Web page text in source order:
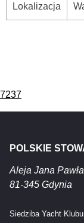
Lokalizacja
Nawigacja
wpisu
7237
POLSKIE
Aleja Jana
81-345 Gdynia
Siedziba Yacht